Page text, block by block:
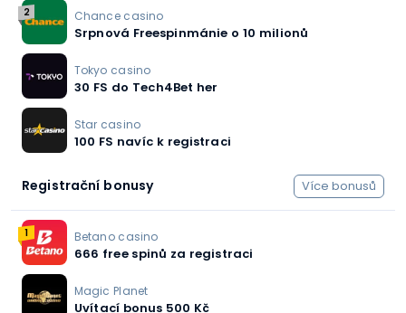
2 Chance casino
Srpnová Freespinmánie o 10 milionů
Tokyo casino
30 FS do Tech4Bet her
Star casino
100 FS navíc k registraci
Registrační bonusy Více bonusů
1 Betano casino
666 free spinů za registraci
Magic Planet
Uvítací bonus 500 Kč